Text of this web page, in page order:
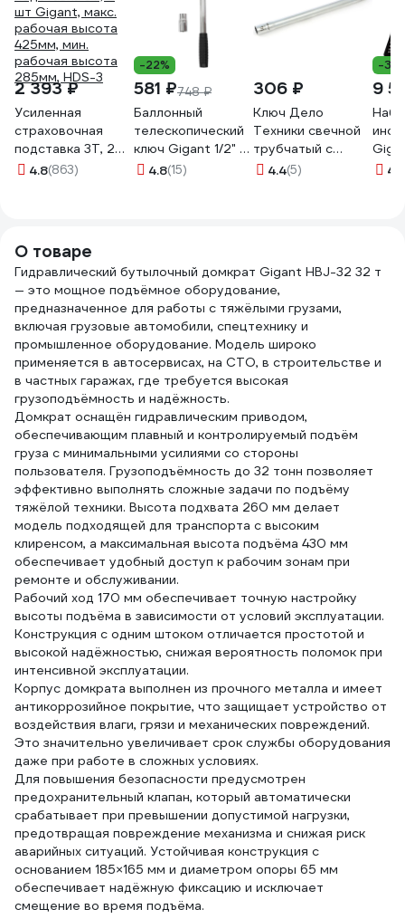
2 393 ₽
Усиленная
страховочная
подставка 3Т, 2
шт Gigant, макс.
4.8(863)
-22%
581 ₽748 ₽
Баллонный
телескопический
ключ Gigant 1/2" с
головкой 17/19мм,
4.8(15)
306 ₽
Ключ Дело
Техники свечной
трубчатый с
магнитом
4.4(5)
-
9
4.7
О товаре
Гидравлический бутылочный домкрат Gigant HBJ-32 32 т
— это мощное подъёмное оборудование,
предназначенное для работы с тяжёлыми грузами,
включая грузовые автомобили, спецтехнику и
промышленное оборудование. Модель широко
применяется в автосервисах, на СТО, в строительстве и
в частных гаражах, где требуется высокая
грузоподъёмность и надёжность.
Домкрат оснащён гидравлическим приводом,
обеспечивающим плавный и контролируемый подъём
груза с минимальными усилиями со стороны
пользователя. Грузоподъёмность до 32 тонн позволяет
эффективно выполнять сложные задачи по подъёму
тяжёлой техники. Высота подхвата 260 мм делает
модель подходящей для транспорта с высоким
клиренсом, а максимальная высота подъёма 430 мм
обеспечивает удобный доступ к рабочим зонам при
ремонте и обслуживании.
Рабочий ход 170 мм обеспечивает точную настройку
высоты подъёма в зависимости от условий эксплуатации.
Конструкция с одним штоком отличается простотой и
высокой надёжностью, снижая вероятность поломок при
интенсивной эксплуатации.
Корпус домкрата выполнен из прочного металла и имеет
антикоррозийное покрытие, что защищает устройство от
воздействия влаги, грязи и механических повреждений.
Это значительно увеличивает срок службы оборудования
даже при работе в сложных условиях.
Для повышения безопасности предусмотрен
предохранительный клапан, который автоматически
срабатывает при превышении допустимой нагрузки,
предотвращая повреждение механизма и снижая риск
аварийных ситуаций. Устойчивая конструкция с
основанием 185×165 мм и диаметром опоры 65 мм
обеспечивает надёжную фиксацию и исключает
смещение во время подъёма.